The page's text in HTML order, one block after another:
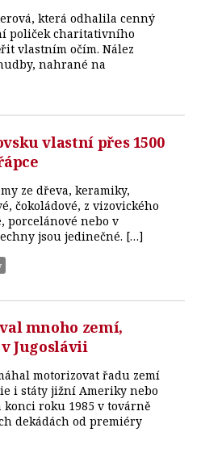
která odhalila cenný
poliček charitativního
vlastním očím. Nález
nahrané na
vlastní přes 1500
ze dřeva, keramiky,
čokoládové, z vizovického
porcelánové nebo v
jsou jedinečné. […]
mnoho zemí,
Jugoslávii
motorizovat řadu zemí
i státy jižní Ameriky nebo
konci roku 1985 v továrně
dekádách od premiéry